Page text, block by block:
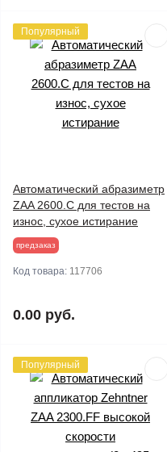
Популярный
Автоматический абразиметр
ZAA 2600.C для тестов на
износ, сухое истирание
предзаказ
Код товара: 117706
0.00 руб.
Популярный